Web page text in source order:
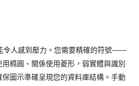
令人感到壓力。您需要精確的符號——
橢圓、關係使用菱形，弱實體與識別
圖示準確呈現您的資料庫結構。手動